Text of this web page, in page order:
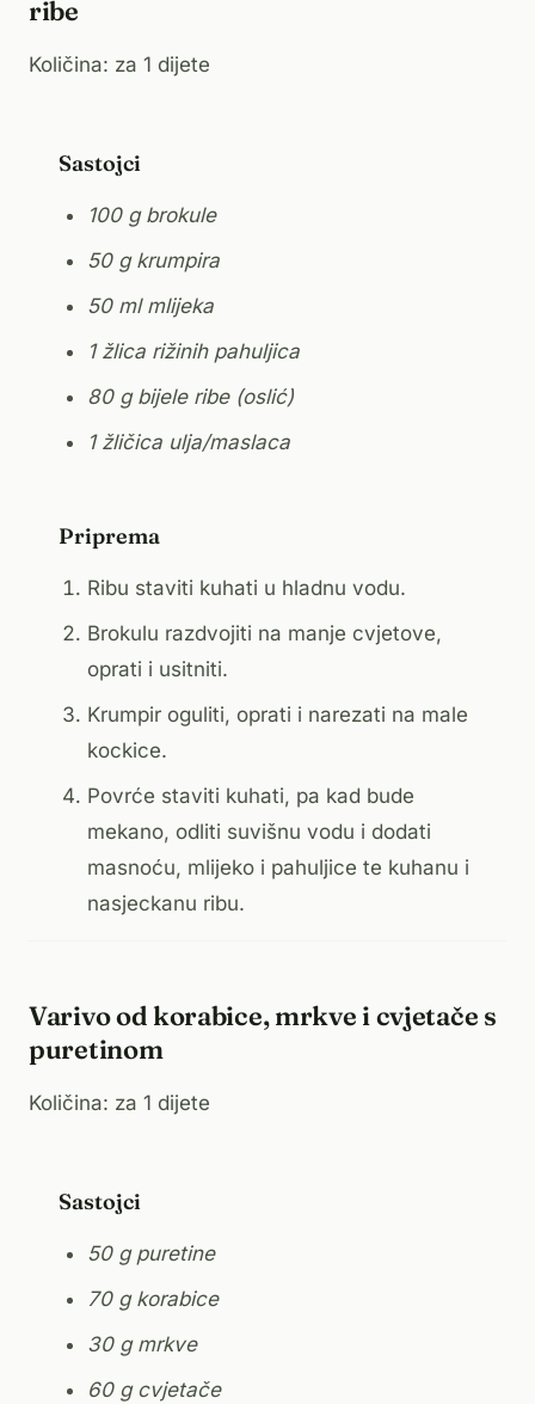
ribe
Količina: za 1 dijete
Sastojci
100 g brokule
50 g krumpira
50 ml mlijeka
1 žlica rižinih pahuljica
80 g bijele ribe (oslić)
1 žličica ulja/maslaca
Priprema
Ribu staviti kuhati u hladnu vodu.
Brokulu razdvojiti na manje cvjetove,
oprati i usitniti.
Krumpir oguliti, oprati i narezati na male
kockice.
Povrće staviti kuhati, pa kad bude
mekano, odliti suvišnu vodu i dodati
masnoću, mlijeko i pahuljice te kuhanu i
nasjeckanu ribu.
Varivo od korabice, mrkve i cvjetače s
puretinom
Količina: za 1 dijete
Sastojci
50 g puretine
70 g korabice
30 g mrkve
60 g cvjetače